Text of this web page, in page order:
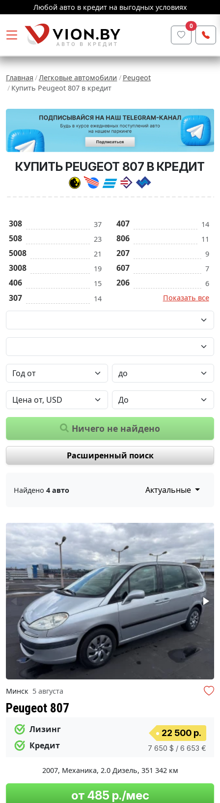
Любой авто в кредит на выгодных условиях
0
Главная Легковые автомобили
Peugeot
Купить Peugeot 807 в кредит
КУПИТЬ PEUGEOT 807 В КРЕДИТ
308 37
508 23
5008 21
3008 19
406 15
307 14
407 14
806 11
207 9
607 7
206
6
Показать все
Ничего не найдено
Расширенный поиск
Найдено 4 авто Актуальные
Минск 5 августа
Peugeot 807
Лизинг
Кредит
22 500 р.
7 650 $ / 6 653 €
2007, Механика, 2.0 Дизель, 351 342 км
от 485 р./мес